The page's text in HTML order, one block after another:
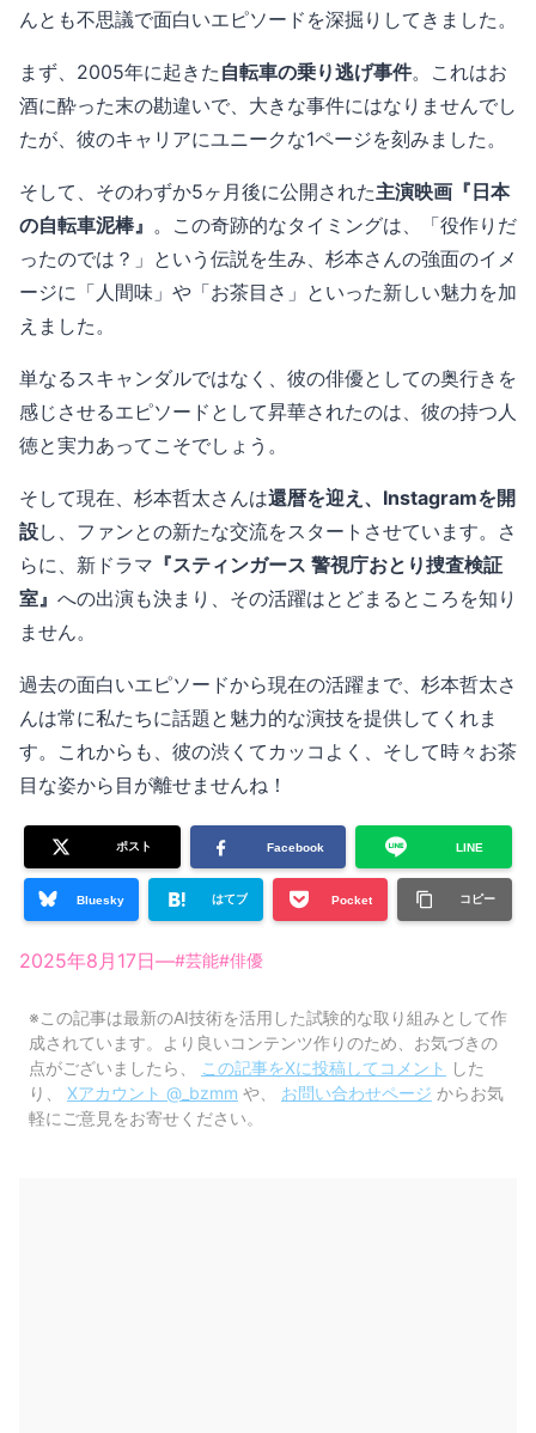
んとも不思議で面白いエピソードを深掘りしてきました。
まず、2005年に起きた 自転車の乗り逃げ事件。これはお
酒に酔った末の勘違いで、大きな事件にはなりませんでし
たが、彼のキャリアにユニークな1ページを刻みました。
そして、そのわずか5ヶ月後に公開された主演映画『日本
の自転車泥棒』 。この奇跡的なタイミングは、「役作りだ
ったのでは？」という伝説を生み、杉本さんの強面のイメ
ージに「人間味」や「お茶目さ」といった新しい魅力を加
えました。
単なるスキャンダルではなく、彼の俳優としての奥行きを
感じさせるエピソードとして昇華されたのは、彼の持つ人
徳と実力あってこそでしょう。
そして現在、杉本哲太さんは還暦を迎え、Instagramを開
設し、ファンとの新たな交流をスタートさせています。さ
らに、新ドラマ 『スティンガース 警視庁おとり捜査検証
室』 への出演も決まり、その活躍はとどまるところを知り
ません。
過去の面白いエピソードから現在の活躍まで、杉本哲太さ
んは常に私たちに話題と魅力的な演技を提供してくれま
す。これからも、彼の渋くてカッコよく、そして時々お茶
目な姿から目が離せませんね！
ポスト Facebook LINE
Bluesky はてブ Pocket コピー
2025年8月17日—#芸能#俳優
※この記事は最新のAI技術を活用した試験的な取り組みとして作
成されています。より良いコンテンツ作りのため、お気づきの
点がございましたら、
この記事をXに投稿してコメント した
り、
Xアカウント @_bzmm や、 お問い合わせページ からお気
軽にご意見をお寄せください。